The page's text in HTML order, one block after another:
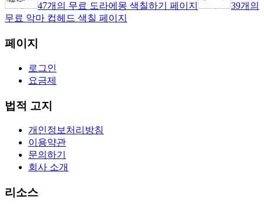
47개의 무료 도라에몽 색칠하기 페이지
39개의
무료 악마 컵헤드 색칠 페이지
페이지
로그인
요금제
법적 고지
개인정보처리방침
이용약관
문의하기
회사 소개
리소스